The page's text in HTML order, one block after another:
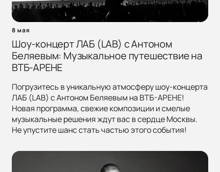
8 мая
Шоу-концерт ЛАБ (LAB) с Антоном
Беляевым: Музыкальное путешествие на
ВТБ-АРЕНЕ
Погрузитесь в уникальную атмосферу шоу-концерта
ЛАБ (LAB) с Антоном Беляевым на ВТБ-АРЕНЕ!
Новая программа, свежие композиции и смелые
музыкальные решения ждут вас в сердце Москвы.
Не упустите шанс стать частью этого события!